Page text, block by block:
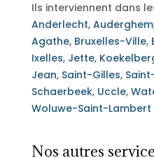
Ils interviennent dans
Anderlecht, Auderghem
Agathe, Bruxelles-Ville,
Ixelles, Jette,
Jean, Saint-Gilles,
Schaerbeek, Uccle,
Woluwe-Saint-Lambert
Nos autres